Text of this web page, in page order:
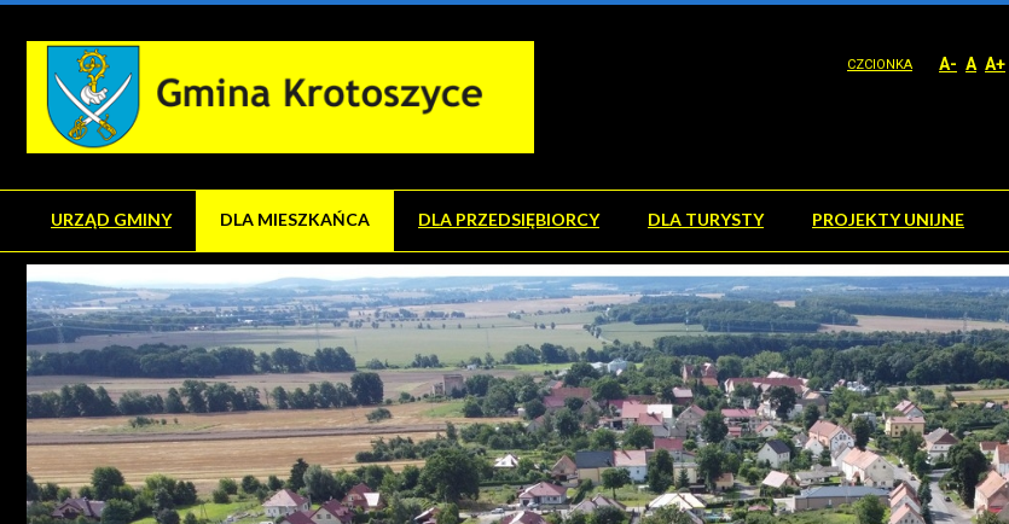
CZCIONKA A- A A+
URZĄD GMINY DLA MIESZKAŃCA DLA PRZEDSIĘBIORCY DLA TURYSTY PROJEKTY UNIJNE